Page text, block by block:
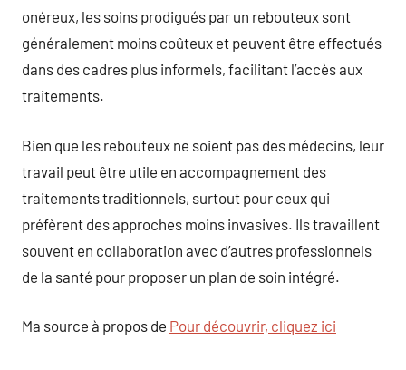
onéreux, les soins prodigués par un rebouteux sont
généralement moins coûteux et peuvent être effectués
dans des cadres plus informels, facilitant l’accès aux
traitements.
Bien que les rebouteux ne soient pas des médecins, leur
travail peut être utile en accompagnement des
traitements traditionnels, surtout pour ceux qui
préfèrent des approches moins invasives. Ils travaillent
souvent en collaboration avec d’autres professionnels
de la santé pour proposer un plan de soin intégré.
Ma source à propos de Pour découvrir, cliquez ici